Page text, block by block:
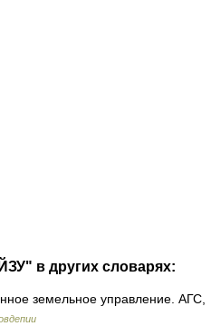
в других словарях:
земельное управление. АГС,